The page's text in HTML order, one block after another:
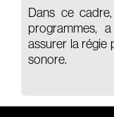
Dans ce
programmes,
assurer la régie
sonore.